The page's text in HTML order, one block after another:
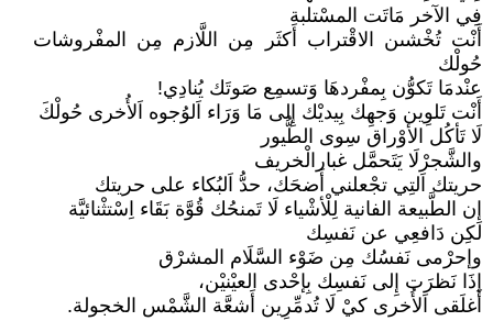
فِي الآخر مَاتَت المسْتلبة
أَنْت تُخْشىن الاقْتراب أَكثَر مِن اللَّازم مِن المفْروشات
حُولْك
عنْدمَا تَكوُّن بِمفْردهَا وَتسمِع صَوتَك يُنادِي!
أَنْت تَلوِين وَجهِك بِيديْك إِلى مَا وَرَاء اَلوُجوه اَلأُخرى حُولْكَ
لَا تَأكُل الأوْراق سِوى الطُّيور
والشَّجرْلَا يَتَحمَّل غبارالْخريف
حريتك اَلتِي تجْعلني أَضحَك، حدُّ اَلبُكاء على حريتك
إن الطَّبيعة الفانية لِلْأشْياء لَا تَمنحُك قُوَّة بَقَاء اِسْتثْنائيَّة
لَكِن دَافعِي عن نَفسِك
وإحرْمى نَفسُك مِن ضَوْء السَّلَام المشرْق
إذَا نَظرَت إِلى نَفسِك بِإحْدى العيْنيْن،
أَغلَقى اَلأُخرى كيْ لَا تُدمِّرِين أَشعَّة الشَّمْس الخجولة.